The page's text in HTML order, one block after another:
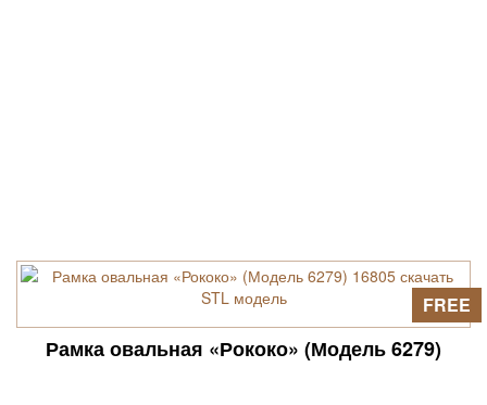
Рамка овальная «Рококо» (Модель 6279)
FREE